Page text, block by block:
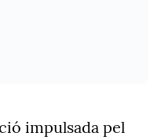
impulsada pel